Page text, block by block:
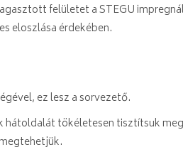
felületet a STEGU
eloszlása érdekében.
ez lesz a sorvezető.
tökéletesen tisztítsuk